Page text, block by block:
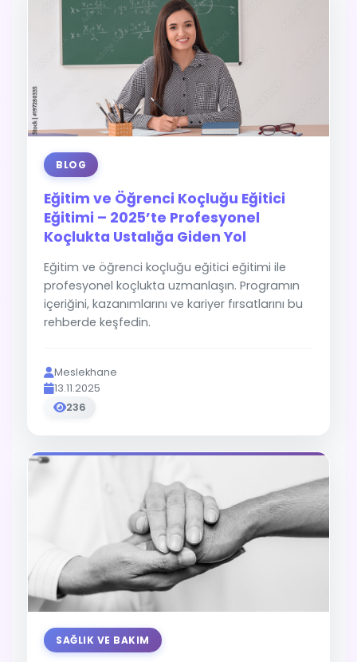
BLOG
Eğitim ve Öğrenci Koçluğu Eğitici
Eğitimi – 2025’te Profesyonel
Koçlukta Ustalığa Giden Yol
Eğitim ve öğrenci koçluğu eğitici eğitimi ile
profesyonel koçlukta uzmanlaşın. Programın
içeriğini, kazanımlarını ve kariyer fırsatlarını bu
rehberde keşfedin.
Meslekhane
13.11.2025
236
SAĞLIK VE BAKIM